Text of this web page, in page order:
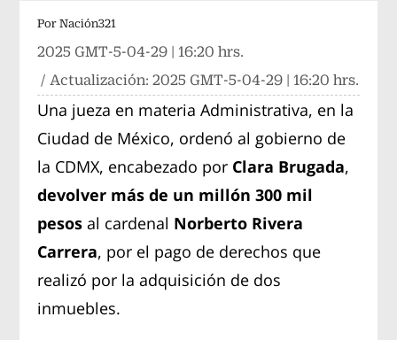
Por Nación321
2025 GMT-5-04-29 | 16:20 hrs.
/ Actualización:2025 GMT-5-04-29 | 16:20 hrs.
Una jueza en materia Administrativa, en la
Ciudad de México, ordenó al gobierno de
la CDMX, encabezado por Clara Brugada,
devolver más de un millón 300 mil
pesos al cardenal Norberto Rivera
Carrera, por el pago de derechos que
realizó por la adquisición de dos
inmuebles.